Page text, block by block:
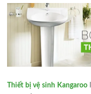
Thiết bị vệ sinh Kangaroo